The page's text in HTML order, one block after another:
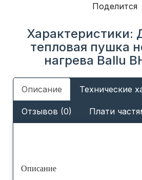
Поделится
Характеристики:
тепловая пушка
нагрева Ballu
Описание Технические
Отзывов (0) Плати
Описание